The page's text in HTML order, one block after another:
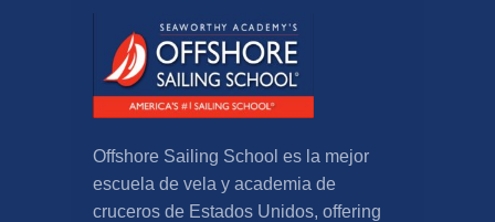
Offshore Sailing School es la mejor
escuela de vela y academia de
cruceros de Estados Unidos, offering